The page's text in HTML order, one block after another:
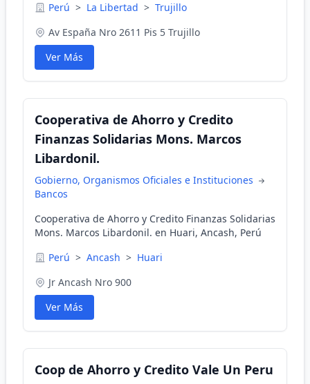
Perú > La Libertad > Trujillo
Av España Nro 2611 Pis 5 Trujillo
Ver Más
Cooperativa de Ahorro y Credito
Finanzas Solidarias Mons. Marcos
Libardonil.
Gobierno, Organismos Oficiales e Instituciones
Bancos
Cooperativa de Ahorro y Credito Finanzas Solidarias
Mons. Marcos Libardonil. en Huari, Ancash, Perú
Perú > Ancash > Huari
Jr Ancash Nro 900
Ver Más
Coop de Ahorro y Credito Vale Un Peru